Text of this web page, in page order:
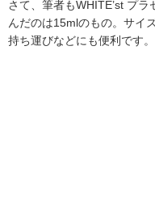
さて、筆者もWHITE’st プ
んだのは15mlのもの。サイ
持ち運びなどにも便利です。